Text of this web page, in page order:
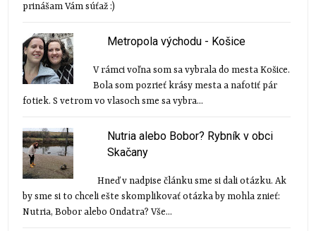
prinášam Vám súťaž :)
Metropola východu - Košice
V rámci voľna som sa vybrala do mesta Košice.
Bola som pozrieť krásy mesta a nafotiť pár
fotiek. S vetrom vo vlasoch sme sa vybra...
Nutria alebo Bobor? Rybník v obci
Skačany
Hneď v nadpise článku sme si dali otázku. Ak
by sme si to chceli ešte skomplikovať otázka by mohla znieť:
Nutria, Bobor alebo Ondatra? Vše...